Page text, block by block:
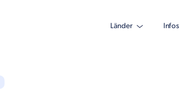
Länder Infos